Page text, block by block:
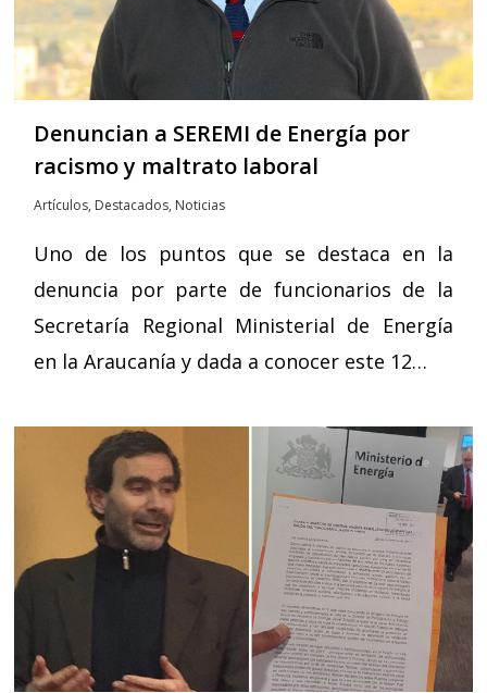
Denuncian a SEREMI de Energía por
racismo y maltrato laboral
Artículos, Destacados, Noticias
Uno de los puntos que se destaca en la
denuncia por parte de funcionarios de la
Secretaría Regional Ministerial de Energía
en la Araucanía y dada a conocer este 12…